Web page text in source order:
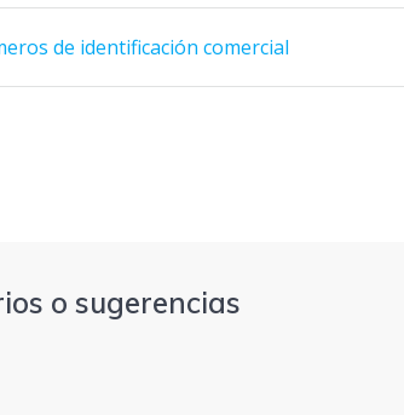
de identificación comercial
o sugerencias